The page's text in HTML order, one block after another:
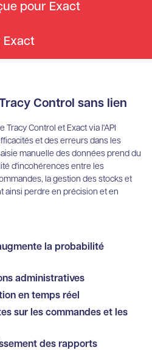
pour Exact
Exact
Control sans lien
Control et Exact via l'API
et des erreurs dans les
manuelle des données prend du
d'incohérences entre les
la gestion des stocks et
ainsi perdre en précision et en
la probabilité
administratives
en temps réel
sur les commandes et les
des rapports